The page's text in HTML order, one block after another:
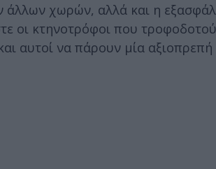
άλλων χωρών, αλλά και η
οι κτηνοτρόφοι που
αυτοί να πάρουν μία αξιοπρεπή